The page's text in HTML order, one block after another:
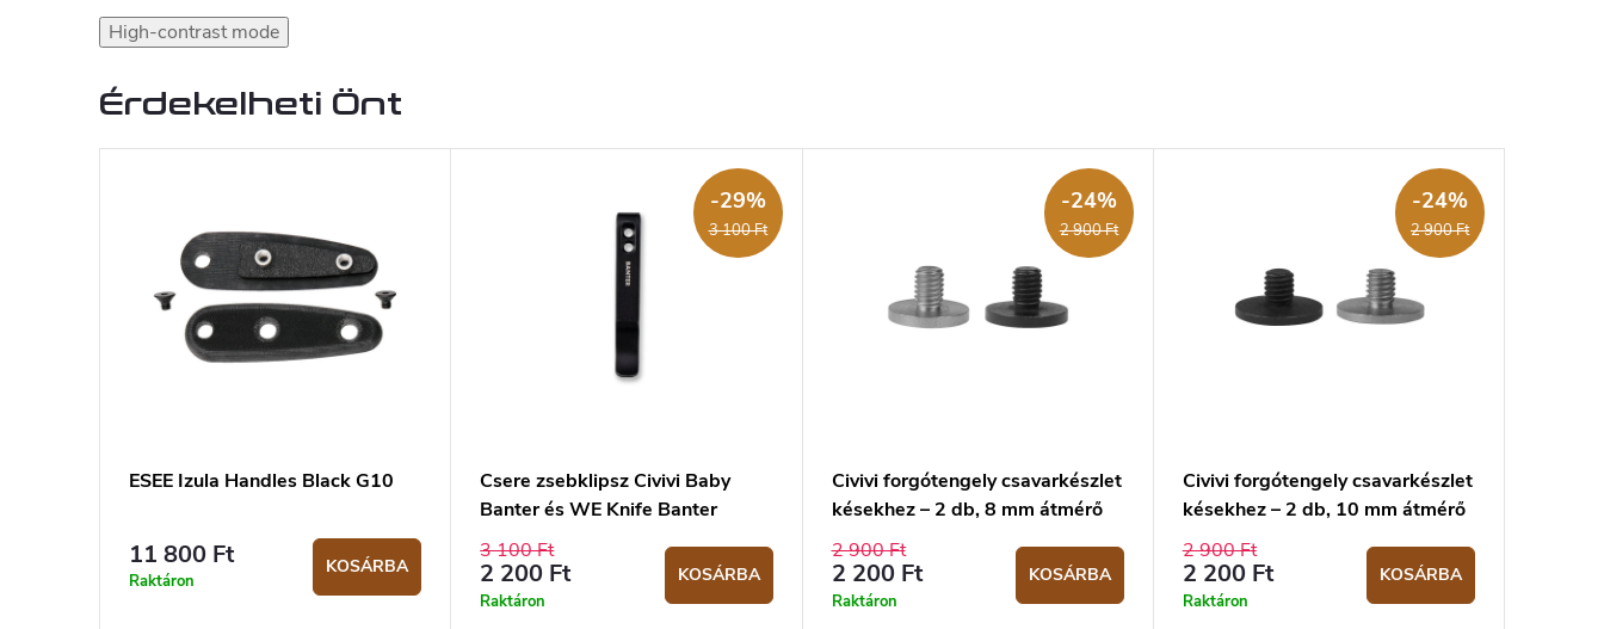
High-contrast mode
Érdekelheti Önt
ESEE Izula Handles Black G10
11 800 Ft
Raktáron
KOSÁRBA
3 100 Ft
-29%
Csere zsebklipsz Civivi Baby
Banter és WE Knife Banter
késekhez – fekete
3 100 Ft
2 200 Ft
Raktáron
KOSÁRBA
2 900 Ft
-24%
Civivi forgótengely csavarkészlet
késekhez – 2 db, 8 mm átmérő
2 900 Ft
2 200 Ft
Raktáron
KOSÁRBA
2 900 Ft
-24%
Civivi forgótengely csavarkészlet
késekhez – 2 db, 10 mm átmérő
2 900 Ft
2 200 Ft
Raktáron
KOSÁRBA